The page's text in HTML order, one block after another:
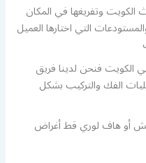
وتفريغها في المكان
التي اختارها العميل
فنحن لدينا فريق
الفك والتركيب بشكل
أو هاف لوري قط أغراض